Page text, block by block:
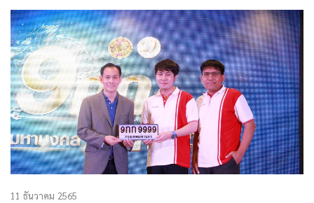
ธุรกิจต่อเนื่อง วางเป้าปริมาณการจำหน่ายน้ำมันผ่านทุกช่องทาง
เติบโต 8-12%
11 ธันวาคม 2565